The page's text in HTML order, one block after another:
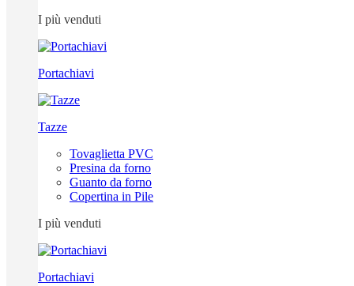
I più venduti
Portachiavi
Tazze
Tovaglietta PVC
Presina da forno
Guanto da forno
Copertina in Pile
I più venduti
Portachiavi